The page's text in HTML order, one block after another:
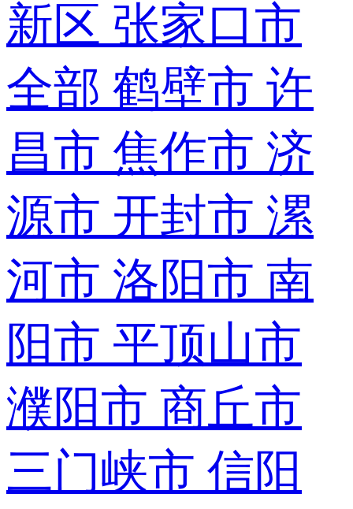
新区 张家口市
全部 鹤壁市 许
昌市 焦作市 济
源市 开封市 漯
河市 洛阳市 南
阳市 平顶山市
濮阳市 商丘市
三门峡市 信阳